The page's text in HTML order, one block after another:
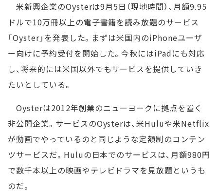
米新興企業のOysterは9月5日（現地時間）、月額9.95
ドルで10万冊以上の電子書籍を読み放題のサービス
「Oyster」を発表した。まずは米国内のiPhoneユーザ
ー向けに予約受付を開始した。今秋にはiPadにも対応
し、将来的には米国以外でもサービスを提供していき
たいとしている。
Oysterは2012年創業のニューヨークに拠点を置く
非公開企業。サービスのOysterは、米Huluや米Netflix
が動画でやっているのと同じような定額制のコンテン
ツサービスだ。Huluの日本でのサービスは、月額980円
で数千本以上の映画やテレビドラマを見放題というも
のだ。